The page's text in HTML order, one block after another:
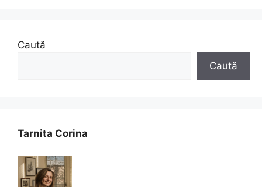
Caută
Caută
Tarnita Corina